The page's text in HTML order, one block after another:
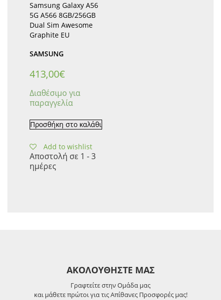
Samsung Galaxy A56
5G A566 8GB/256GB
Dual Sim Awesome
Graphite EU
SAMSUNG
413,00€
Διαθέσιμο για
παραγγελία
Προσθήκη στο καλάθι
Add to wishlist
Αποστολή σε 1 - 3
ημέρες
ΑΚΟΛΟΥΘΗΣΤΕ ΜΑΣ
Γραφτείτε στην Ομάδα μας
και μάθετε πρώτοι για τις Απίθανες Προσφορές μας!